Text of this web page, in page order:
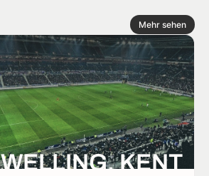
Mehr sehen
WELLING, KENT